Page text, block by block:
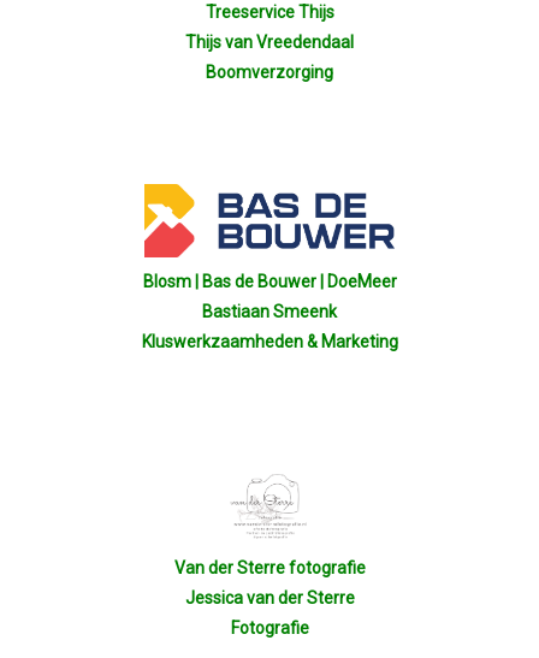
2025-01-02 Van De Voorzitter
Winkeltijden Verruimd
Ontbijt Bij De Buren In Leiderdorp!
Geslaagde Ledendag!
Nieuwjaarsreceptie In Sfeer
Prachtige (leden-)dag 2023
Mooi Bezoek Aan Mulder Shipyard
Treeservice Thijs
Thijs van Vreedendaal
Boomverzorging
Blosm | Bas de Bouwer | DoeMeer
Bastiaan Smeenk
Kluswerkzaamheden & Marketing
Van der Sterre fotografie
Jessica van der Sterre
Fotografie